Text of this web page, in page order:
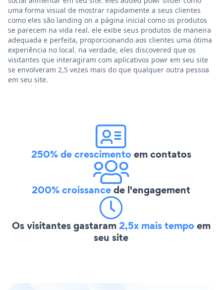
uma forma visual de mostrar rapidamente a seus clientes
como eles são landing on a página inicial como os produtos
se parecem na vida real. ele exibe seus produtos de maneira
adequada e perfeita, proporcionando aos clientes uma ótima
experiência no local. na verdade, eles discovered que os
visitantes que interagiram com aplicativos powr em seu site
se envolveram 2,5 vezes mais do que qualquer outra pessoa
em seu site.
250% de crescimentoem contatos
200% croissancede l'engagement
Os visitantes gastaram2,5x mais tempoem
seu site